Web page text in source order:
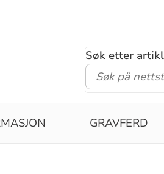
Søk etter
GRAVFERD